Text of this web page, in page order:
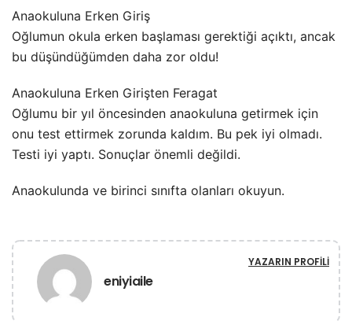
Anaokuluna Erken Giriş
Oğlumun okula erken başlaması gerektiği açıktı, ancak
bu düşündüğümden daha zor oldu!
Anaokuluna Erken Girişten Feragat
Oğlumu bir yıl öncesinden anaokuluna getirmek için
onu test ettirmek zorunda kaldım. Bu pek iyi olmadı.
Testi iyi yaptı. Sonuçlar önemli değildi.
Anaokulunda ve birinci sınıfta olanları okuyun.
eniyiaile
YAZARIN PROFILI